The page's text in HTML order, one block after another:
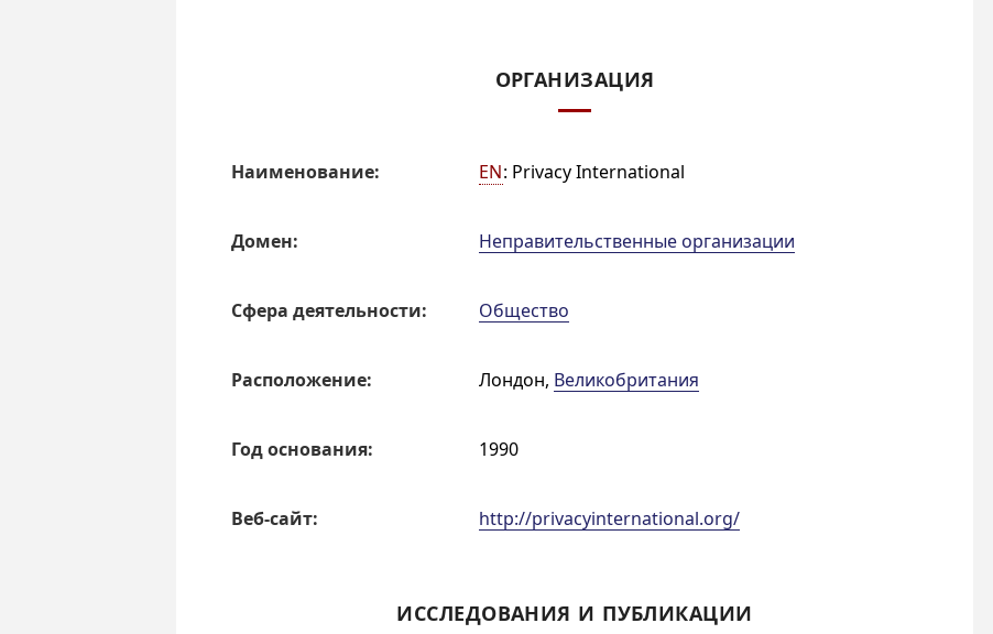
ОРГАНИЗАЦИЯ
Наиме­но­ва­ние: EN: Privacy International
Домен: Неправительственные организации
Сфера деятель­ности: Общество
Распо­ложе­ние: Лондон, Великобритания
Год основа­ния: 1990
Веб-сайт: http://privacyinternational.org/
ИССЛЕДОВАНИЯ И ПУБЛИКАЦИИ